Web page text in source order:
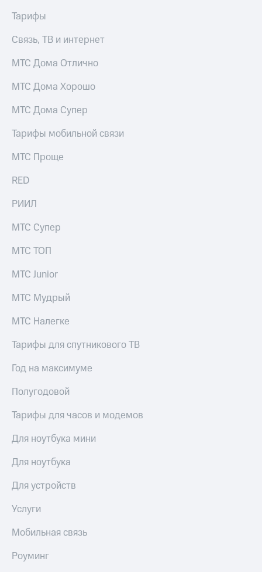
Тарифы
Связь, ТВ и интернет
МТС Дома Отлично
МТС Дома Хорошо
МТС Дома Супер
Тарифы мобильной связи
МТС Проще
RED
РИИЛ
МТС Супер
МТС ТОП
МТС Junior
МТС Мудрый
МТС Налегке
Тарифы для спутникового ТВ
Год на максимуме
Полугодовой
Тарифы для часов и модемов
Для ноутбука мини
Для ноутбука
Для устройств
Услуги
Мобильная связь
Роуминг